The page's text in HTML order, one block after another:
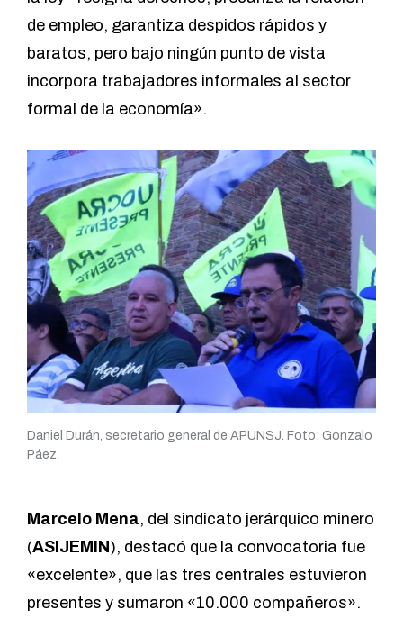
de empleo, garantiza despidos rápidos y
baratos, pero bajo ningún punto de vista
incorpora trabajadores informales al sector
formal de la economía».
Daniel Durán, secretario general de APUNSJ. Foto: Gonzalo
Páez.
Marcelo Mena, del sindicato jerárquico minero
(ASIJEMIN ), destacó que la convocatoria fue
«excelente», que las tres centrales estuvieron
presentes y sumaron «10.000 compañeros».